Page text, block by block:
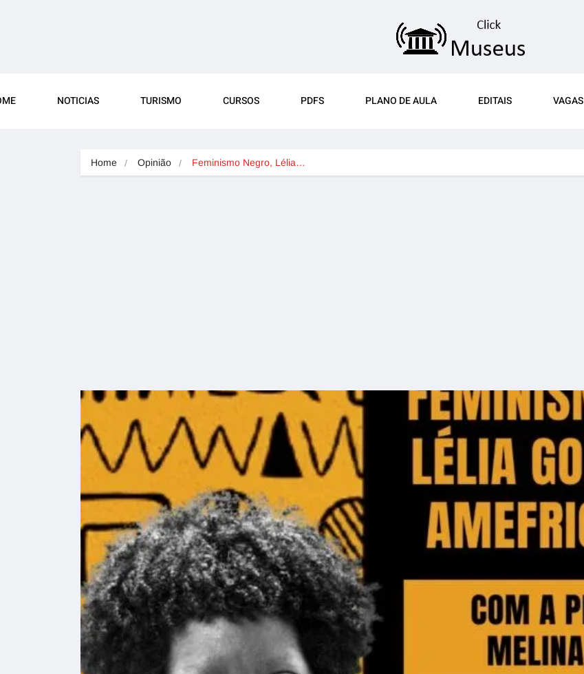
NOTICIAS TURISMO CURSOS PDFS PLANO DE AULA EDITAIS VAGAS
Home Opinião Feminismo Negro, Lélia…